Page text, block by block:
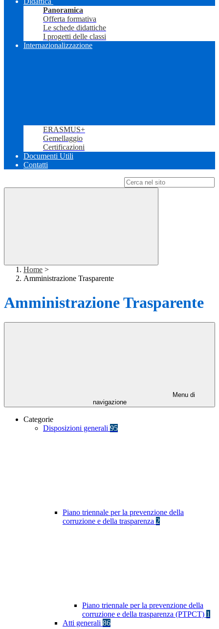
Panoramica
Offerta formativa
Le schede didattiche
I progetti delle classi
Internazionalizzazione
ERASMUS+
Gemellaggio
Certificazioni
Documenti Utili
Contatti
Home >
Amministrazione Trasparente
Amministrazione Trasparente
Menu di
navigazione
Categorie
Disposizioni generali 95
Piano triennale per la prevenzione della
corruzione e della trasparenza 2
Piano triennale per la prevenzione della
corruzione e della trasparenza (PTPCT) 1
Atti generali 86